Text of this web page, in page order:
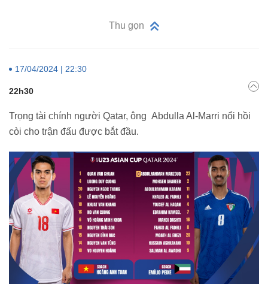
Thu gọn
17/04/2024 | 22:30
22h30
Trọng tài chính người Qatar, ông Abdulla Al-Marri nổi hồi
còi cho trận đấu được bắt đầu.